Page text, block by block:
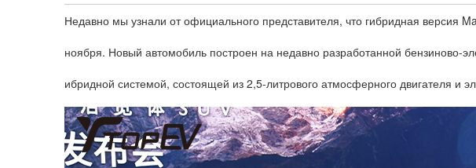
Недавно мы узнали от официального представителя, что гибридная версия
ноября. Новый автомобиль построен на недавно разработанной бензиново-
ибридной системой, состоящей из 2,5-литрового атмосферного двигателя и